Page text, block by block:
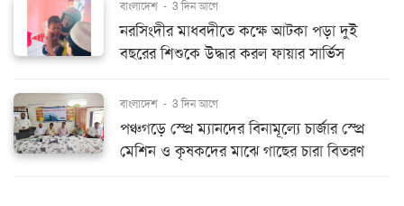
বাংলাদেশ - 3 দিন আগে
নরসিংদীর মাধবদীতে কক্ষে আটকা পড়া দুই
বছরের শিশুকে উদ্ধার করল ফায়ার সার্ভিস
বাংলাদেশ - 3 দিন আগে
পঞ্চগড়ে স্প্রে ম্যানদের বিনামূল্যে চার্জার স্প্রে
মেশিন ও কৃষকদের মাঝে গাছের চারা বিতরণ